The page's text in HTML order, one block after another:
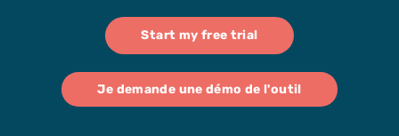
Start my free trial
Je demande une démo de l'outil